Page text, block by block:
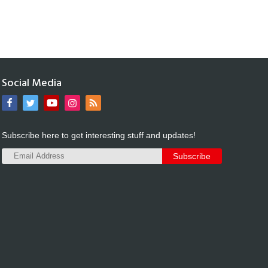
Social Media
Subscribe here to get interesting stuff and updates!